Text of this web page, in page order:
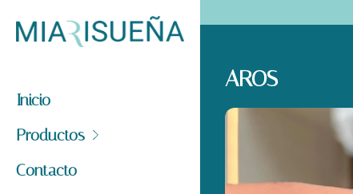
Inicio
Productos
Contacto
AROS